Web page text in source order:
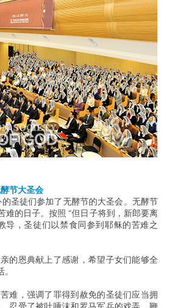
节大圣会
圣徒们参加了无酵节的大圣会。无酵节
的日子。按照 “但日子将到，新郎要离
导，圣徒们以禁食同参到耶稣的苦难之
的恩典献上了感谢，希望子女们能够全
难，强调了罪得到赦免的圣徒们应当拥